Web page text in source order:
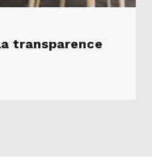
transparence